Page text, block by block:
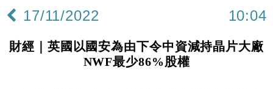
12:44
財經｜日本春季三度入市撐日圓 4月單日斥6.28萬億
11:12
國際｜特朗普料美伊戰事快結束 承認部分彈藥庫存緊
17/11/2022 10:04
財經｜英國以國安為由下令中資減持晶片大廠
NWF最少86%股權